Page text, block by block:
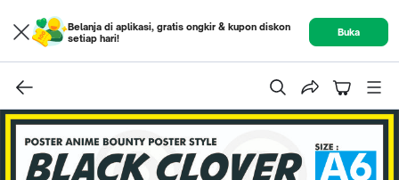
Belanja di aplikasi, gratis ongkir & kupon diskon
setiap hari!
Buka